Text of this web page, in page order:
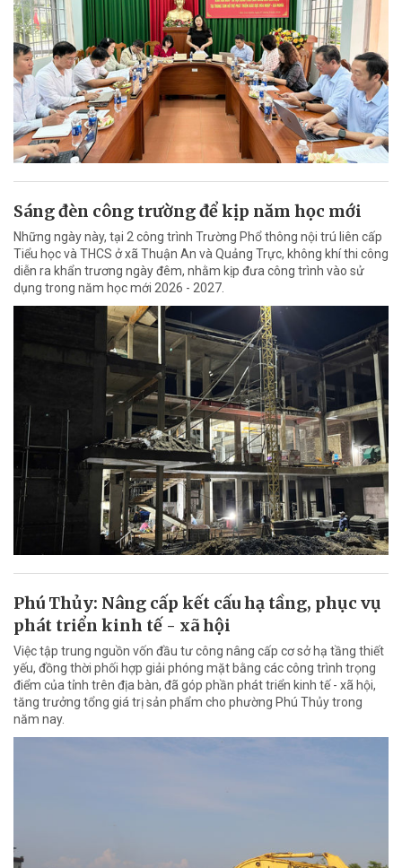
Sáng đèn công trường để kịp năm học mới
Những ngày này, tại 2 công trình Trường Phổ thông nội trú liên cấp
Tiểu học và THCS ở xã Thuận An và Quảng Trực, không khí thi công
diễn ra khẩn trương ngày đêm, nhằm kịp đưa công trình vào sử
dụng trong năm học mới 2026 - 2027.
Phú Thủy: Nâng cấp kết cấu hạ tầng, phục vụ
phát triển kinh tế - xã hội
Việc tập trung nguồn vốn đầu tư công nâng cấp cơ sở hạ tầng thiết
yếu, đồng thời phối hợp giải phóng mặt bằng các công trình trọng
điểm của tỉnh trên địa bàn, đã góp phần phát triển kinh tế - xã hội,
tăng trưởng tổng giá trị sản phẩm cho phường Phú Thủy trong
năm nay.